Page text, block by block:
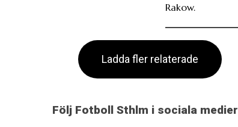
Rakow.
Ladda fler relaterade
Följ Fotboll Sthlm i sociala medier